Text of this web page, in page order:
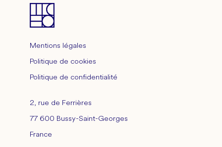
Mentions légales
Politique de cookies
Politique de confidentialité
2, rue de Ferrières
77 600 Bussy-Saint-Georges
France